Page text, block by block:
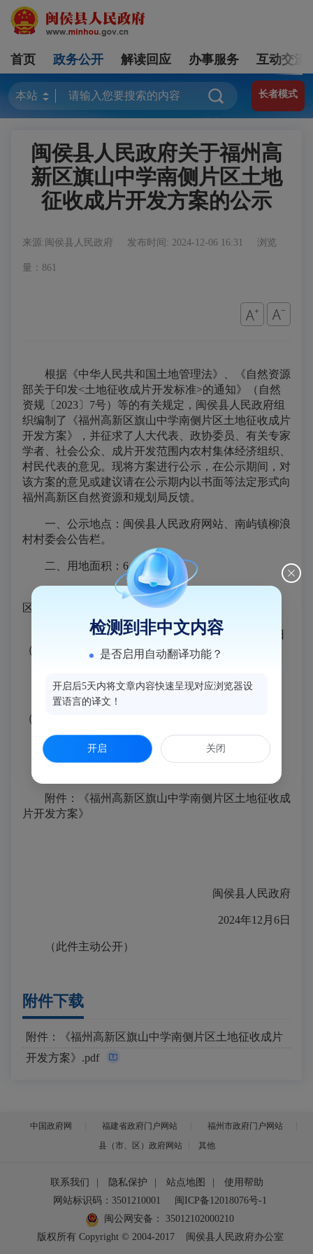
首页 政务公开 解读回应 办事服务 互动交流
长者模式
闽侯县人民政府关于福州高
新区旗山中学南侧片区土地
征收成片开发方案的公示
来源:闽侯县人民政府 发布时间: 2024-12-06 16:31 浏览
量：861
根据《中华人民共和国土地管理法》、《自然资源
部关于印发<土地征收成片开发标准>的通知》（自然
资规〔2023〕7号）等的有关规定，闽侯县人民政府组
织编制了《福州高新区旗山中学南侧片区土地征收成片
开发方案》，并征求了人大代表、政协委员、有关专家
学者、社会公众、成片开发范围内农村集体经济组织、
村民代表的意见。现将方案进行公示，在公示期间，对
该方案的意见或建议请在公示期内以书面等法定形式向
福州高新区自然资源和规划局反馈。
一、公示地点：闽侯县人民政府网站、南屿镇柳浪
村村委会公告栏。
二、用地面积：6.0170公顷。
三、用地范围：北至旗山中学，西至康桥丹堤小
区，南至规划智慧大道延伸段，东至高新大道。
四、公示期限：2024年12月6日至2024年12月12日
（5个工作日）。
联系地址：福州高新区自然资源和规划局用地科
（创业大厦10楼）
联系电话：0591-62338316
附件：《福州高新区旗山中学南侧片区土地征收成
片开发方案》
闽侯县人民政府
2024年12月6日
（此件主动公开）
附件下载
附件：《福州高新区旗山中学南侧片区土地征收成片
开发方案》.pdf
中国政府网 福建省政府门户网站
福州市政府门户网站
县（市、区）政府网站
其他
联系我们 隐私保护 站点地图
使用帮助
网站标识码：3501210001
闽ICP备12018076号-1
闽公网安备：
35012102000210
版权所有 Copyright © 2004-2017
闽侯县人民政府办公室
检测到非中文内容
是否启用自动翻译功能？
开启后5天内将文章内容快速呈现对应浏览器设
置语言的译文！
开启 关闭